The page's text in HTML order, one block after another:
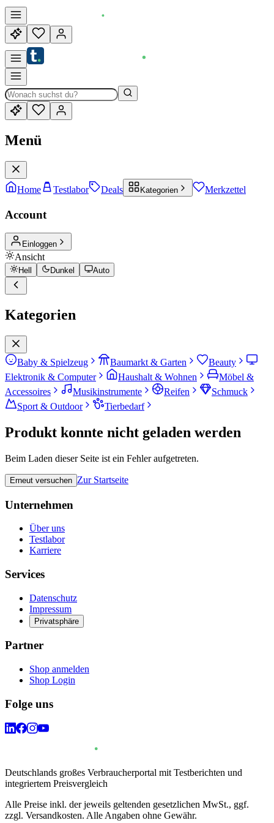
Menü
Home Testlabor Deals Kategorien Merkzettel
Account
Einloggen
Ansicht
Hell Dunkel Auto
Kategorien
Baby & Spielzeug Baumarkt & Garten
Beauty
Elektronik & Computer
Haushalt & Wohnen
Möbel &
Accessoires
Musikinstrumente Reifen
Schmuck
Sport & Outdoor
Tierbedarf
Produkt konnte nicht geladen werden
Beim Laden dieser Seite ist ein Fehler aufgetreten.
Erneut versuchen Zur Startseite
Unternehmen
Über uns
Testlabor
Karriere
Services
Datenschutz
Impressum
Privatsphäre
Partner
Shop anmelden
Shop Login
Folge uns
Deutschlands großes Verbraucherportal mit Testberichten und
integriertem Preisvergleich
Alle Preise inkl. der jeweils geltenden gesetzlichen MwSt., ggf.
zzgl. Versandkosten. Alle Angaben ohne Gewähr.